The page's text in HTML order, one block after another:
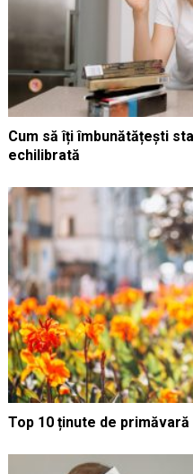
Cum să îți îmbunătățești
echilibrată
Top 10 ținute de